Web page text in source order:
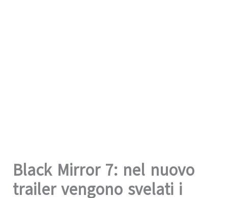
Black Mirror 7: nel nuovo
trailer vengono svelati i